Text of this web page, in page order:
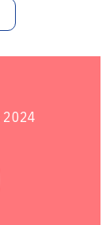
presentes.
2024